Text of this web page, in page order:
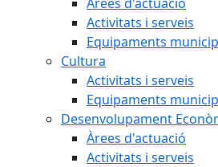
Activitats i serveis
Equipaments
Cultura
Activitats i serveis
Equipaments
Desenvolupament
Àrees d'actuació
Activitats i serveis